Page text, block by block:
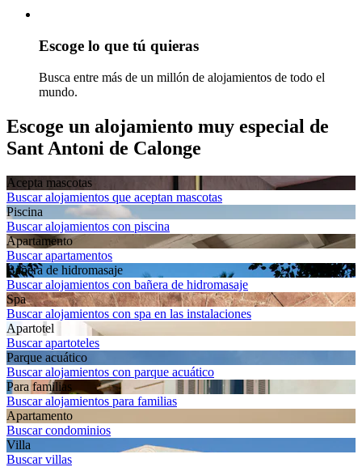
Escoge lo que tú quieras
Busca entre más de un millón de alojamientos de todo el
mundo.
Escoge un alojamiento muy especial de
Sant Antoni de Calonge
Acepta mascotas
Buscar alojamientos que aceptan mascotas
Piscina
Buscar alojamientos con piscina
Apartamento
Buscar apartamentos
Bañera de hidromasaje
Buscar alojamientos con bañera de hidromasaje
Spa
Buscar alojamientos con spa en las instalaciones
Apartotel
Buscar apartoteles
Parque acuático
Buscar alojamientos con parque acuático
Para familias
Buscar alojamientos para familias
Apartamento
Buscar condominios
Villa
Buscar villas